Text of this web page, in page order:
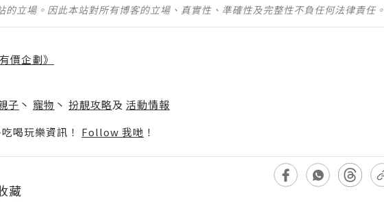
立場。因此本站對所有博客的立場、真實性、準確性及完整性不負任何法律責任。
價企劃》
子 丶 寵物 丶 扮靚攻略及 活動情報
喝玩樂資訊！ Follow 我哋 ！
藏